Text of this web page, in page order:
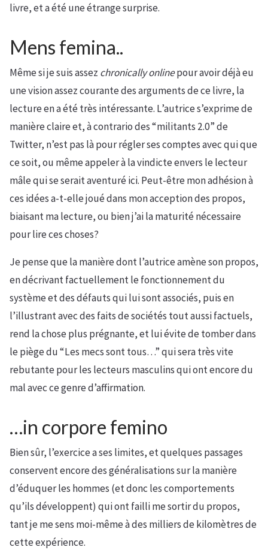
livre, et a été une étrange surprise.
Mens femina..
Même si je suis assez chronically onlinepour avoir déjà eu
une vision assez courante des arguments de ce livre, la
lecture en a été très intéressante. L’autrice s’exprime de
manière claire et, à contrario des “militants 2.0” de
Twitter, n’est pas là pour régler ses comptes avec qui que
ce soit, ou même appeler à la vindicte envers le lecteur
mâle qui se serait aventuré ici. Peut-être mon adhésion à
ces idées a-t-elle joué dans mon acception des propos,
biaisant ma lecture, ou bien j’ai la maturité nécessaire
pour lire ces choses?
Je pense que la manière dont l’autrice amène son propos,
en décrivant factuellement le fonctionnement du
système et des défauts qui lui sont associés, puis en
l’illustrant avec des faits de sociétés tout aussi factuels,
rend la chose plus prégnante, et lui évite de tomber dans
le piège du “Les mecs sont tous…” qui sera très vite
rebutante pour les lecteurs masculins qui ont encore du
mal avec ce genre d’affirmation.
…in corpore femino
Bien sûr, l’exercice a ses limites, et quelques passages
conservent encore des généralisations sur la manière
d’éduquer les hommes (et donc les comportements
qu’ils développent) qui ont failli me sortir du propos,
tant je me sens moi-même à des milliers de kilomètres de
cette expérience.